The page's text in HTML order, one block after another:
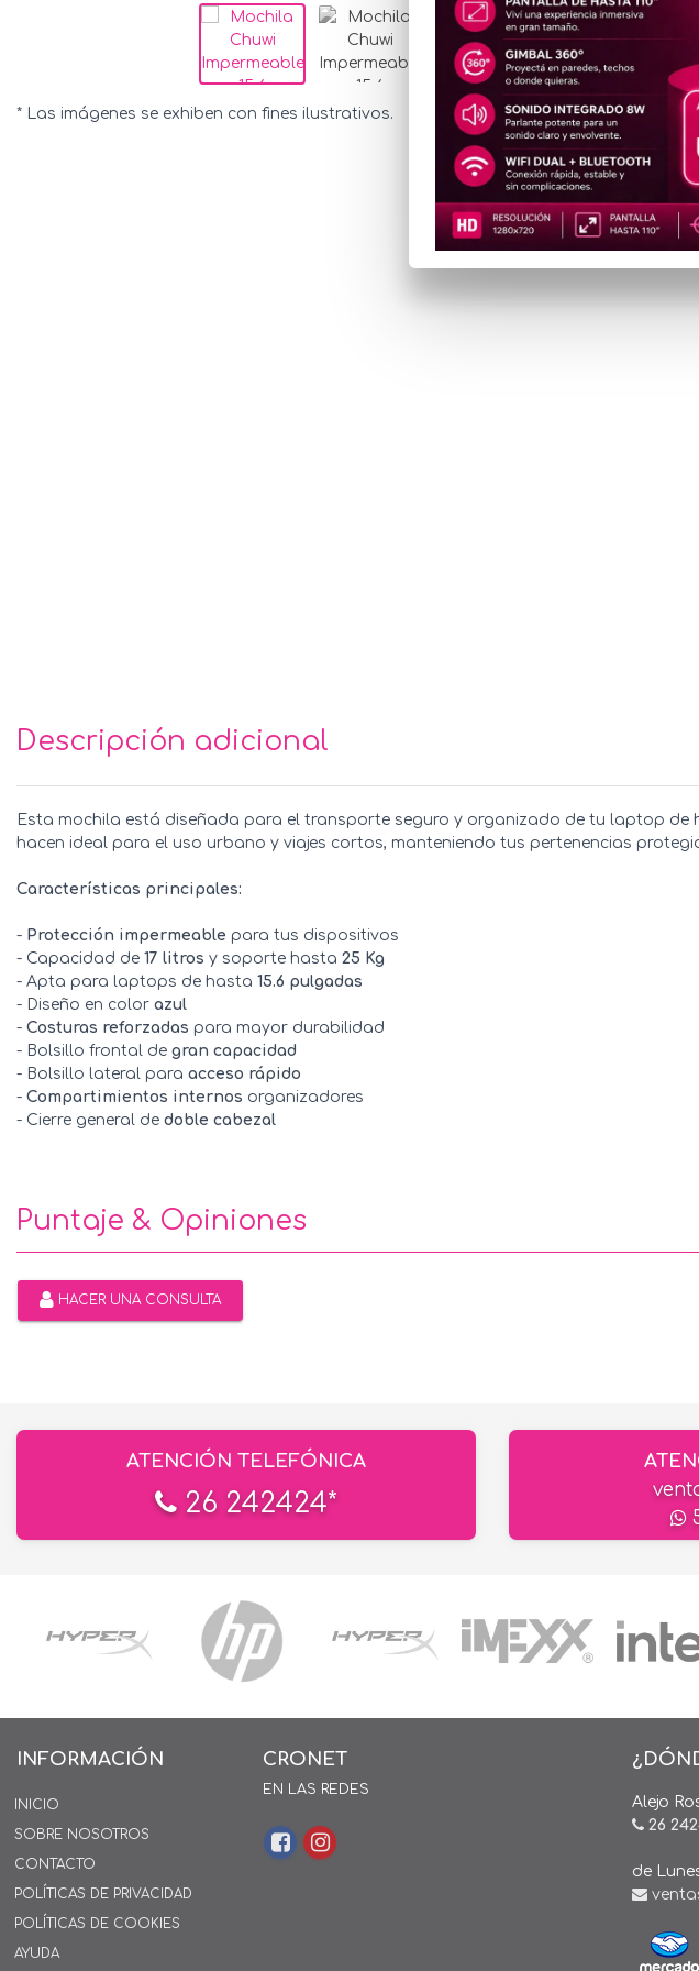
* Las imágenes se exhiben con fines ilustrativos.
Descripción adicional
Esta mochila está diseñada para el transporte seguro y organizado de tu laptop
hacen ideal para el uso urbano y viajes cortos, manteniendo tus pertenencias
Características principales:
- Protección impermeable para tus dispositivos
- Capacidad de 17 litros y soporte hasta 25 Kg
- Apta para laptops de hasta 15.6 pulgadas
- Diseño en color azul
- Costuras reforzadas para mayor durabilidad
- Bolsillo frontal de gran capacidad
- Bolsillo lateral para acceso rápido
- Compartimientos internos organizadores
- Cierre general de doble cabezal
Puntaje & Opiniones
HACER UNA CONSULTA
ATENCIÓN TELEFÓNICA
26 242424*
INFORMACIÓN
INICIO
SOBRE NOSOTROS
CONTACTO
POLÍTICAS DE PRIVACIDAD
POLÍTICAS DE COOKIES
AYUDA
CRONET
EN LAS REDES
Alejo
26
de